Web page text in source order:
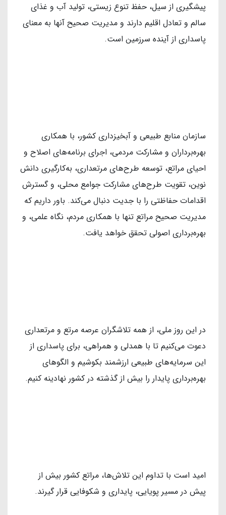
پیشگیری از سیل، حفظ تنوع زیستی، تولید آب و غذای
سالم و تعادل اقلیم دارند و مدیریت صحیح آنها به معنای
پاسداری از آینده سرزمین است.
سازمان منابع طبیعی و آبخیزداری کشور، با همکاری
بهره‌برداران و مشارکت مردمی، اجرای برنامه‌های اصلاح و
احیای مراتع، توسعه طرح‌های مرتعداری، به‌کارگیری دانش
نوین، تقویت طرح‌های مشارکت جوامع محلی، و گسترش
اقدامات حفاظتی را با جدیت دنبال می‌کند. باور داریم که
مدیریت صحیح مراتع تنها با همکاری مردم، نگاه علمی، و
بهره‌برداری اصولی تحقق خواهد یافت.
در این روز ملی، از همه تلاشگران عرصه مرتع و مرتعداری
دعوت می‌کنیم تا با همدلی و همراهی، برای پاسداری از
این سرمایه‌های طبیعی ارزشمند بکوشیم و الگوهای
بهره‌برداری پایدار را بیش از گذشته در کشور نهادینه کنیم.
امید است با تداوم این تلاش‌ها، مراتع کشور بیش از
پیش در مسیر پویایی، پایداری و شکوفایی قرار گیرند.